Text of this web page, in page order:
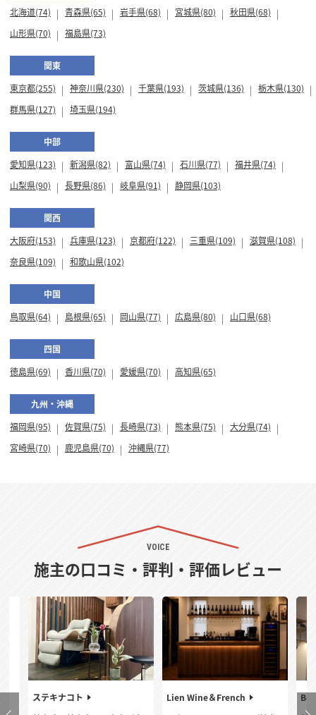
北海道(74)
青森県(65) 岩手県(68) 宮城県(80)
秋田県(68)
山形県(70)
福島県(73)
関東
東京都(255)
神奈川県(230) 千葉県(193) 茨城県(136)
栃木県(130)
群馬県(127)
埼玉県(194)
中部
愛知県(123)
新潟県(82) 富山県(74) 石川県(77)
福井県(74)
山梨県(90)
長野県(86) 岐阜県(91) 静岡県(103)
関西
大阪府(153)
兵庫県(123) 京都府(122) 三重県(109)
滋賀県(108)
奈良県(109)
和歌山県(102)
中国
鳥取県(64)
島根県(65) 岡山県(77) 広島県(80) 山口県(68)
四国
徳島県(69)
香川県(70) 愛媛県(70) 高知県(65)
九州・沖縄
福岡県(95)
佐賀県(75) 長崎県(73) 熊本県(75)
大分県(74)
宮崎県(70)
鹿児島県(70) 沖縄県(77)
VOICE
施主の口コミ・評判・評価レビュー
ステキナコト
Lien Wine＆French